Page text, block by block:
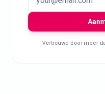
Vertrouwd door meer